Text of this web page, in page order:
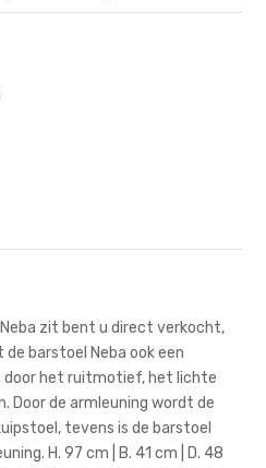
zit bent u direct verkocht,
barstoel Neba ook een
door het ruitmotief, het lichte
Door de armleuning wordt de
tevens is de barstoel
H. 97 cm | B. 41 cm | D. 48